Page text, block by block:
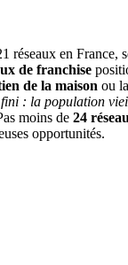
réseaux en France,
de franchise
de la maison ou la
fini : la population
moins de 24
opportunités.